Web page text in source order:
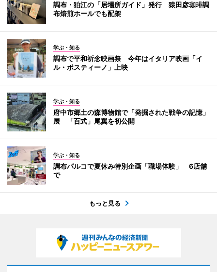
調布・狛江の「居場所ガイド」発行 猿田彦珈琲調
布焙煎ホールでも配架
学ぶ・知る
調布で平和祈念映画祭 今年はイタリア映画「イ
ル・ポスティーノ」上映
学ぶ・知る
府中市郷土の森博物館で「発掘された戦争の記憶」
展 「百式」尾翼を初公開
学ぶ・知る
調布パルコで夏休み特別企画「職場体験」 6店舗
で
もっと見る